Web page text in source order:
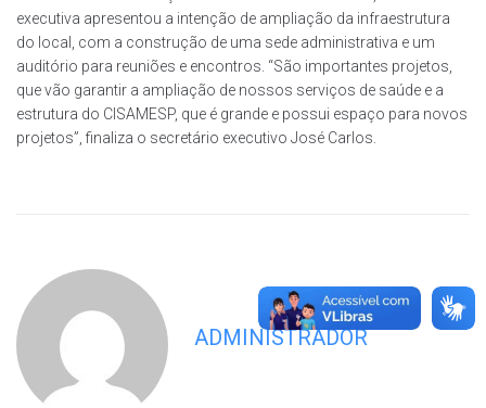
executiva apresentou a intenção de ampliação da infraestrutura
do local, com a construção de uma sede administrativa e um
auditório para reuniões e encontros. “São importantes projetos,
que vão garantir a ampliação de nossos serviços de saúde e a
estrutura do CISAMESP, que é grande e possui espaço para novos
projetos”, finaliza o secretário executivo José Carlos.
ADMINISTRADOR